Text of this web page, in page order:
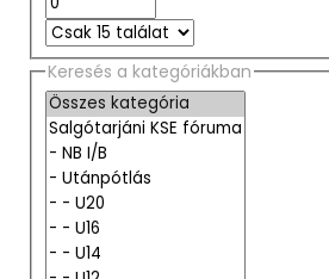
Keresés a kategóriákban